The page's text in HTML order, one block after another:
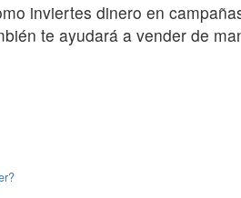
inviertes dinero en
te ayudará a vender de